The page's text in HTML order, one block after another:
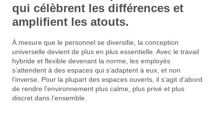
qui célèbrent les différences et
amplifient les atouts.
À mesure que le personnel se diversifie, la conception
universelle devient de plus en plus essentielle. Avec le travail
hybride et flexible devenant la norme, les employés
s’attendent à des espaces qui s’adaptent à eux, et non
l’inverse. Pour la plupart des espaces ouverts, il s’agit d’abord
de rendre l’environnement plus calme, plus privé et plus
discret dans l’ensemble.